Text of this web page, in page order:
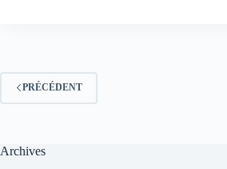
PRÉCÉDENT
Archives